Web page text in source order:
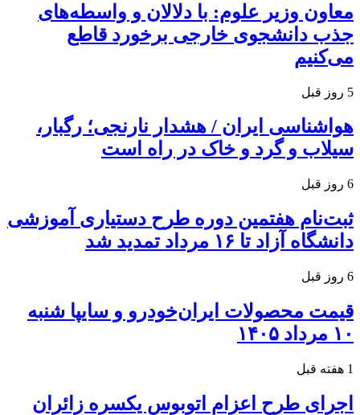
معاون وزیر علوم: با دلالان و واسطه‌های
جذب دانشجوی خارجی برخورد قاطع
می‌کنیم
5 روز قبل
هواشناسی ایران / هشدار نارنجی؛ رگبار،
سیلاب و گرد و خاک در راه است
6 روز قبل
ثبت‌نام هفتمین دوره طرح دستیاری آموزشی
دانشگاه آزاد تا ۱۶ مرداد تمدید شد
6 روز قبل
قیمت محصولات ایران‌خودرو و سایپا شنبه
۱۰ مرداد ۱۴۰۵
1 هفته قبل
اجرای طرح اعزام اتوبوس یکسره زائران